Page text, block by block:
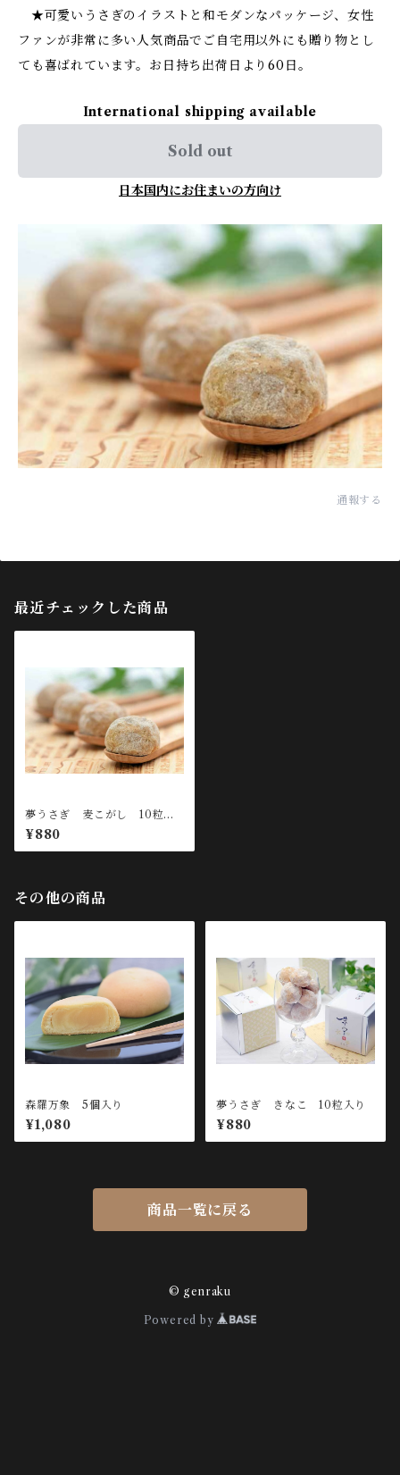
★可愛いうさぎのイラストと和モダンなパッケージ、女性
ファンが非常に多い人気商品でご自宅用以外にも贈り物とし
ても喜ばれています。お日持ち出荷日より60日。
International shipping available
Sold out
日本国内にお住まいの方向け
通報する
最近チェックした商品
夢うさぎ 麦こがし 10粒入
り
¥880
その他の商品
森羅万象 5個入り
¥1,080
夢うさぎ きなこ 10粒入り
¥880
商品一覧に戻る
© genraku
Powered by